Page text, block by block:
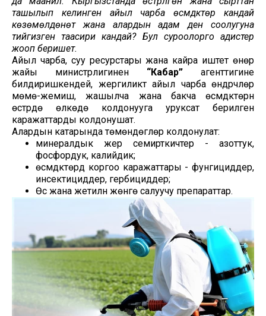
ташылып келинген айыл чарба өсүмдүктөрү кандай
көзөмөлдөнөт жана алардын адам ден соолугуна
тийгизген таасири кандай? Бул суроолорго адистер
жооп беришет.
Айыл чарба, суу ресурстары жана кайра иштетүү өнөр
жайы министрлигинен “Кабар” агенттигине
билдиришкендей, жергиликтүү айыл чарба өндүрүүчүлөрү
мөмө-жемиш, жашылча жана бакча өсүмдүктөрүн
өстүрүүдө өлкөдө колдонууга уруксат берилген
каражаттарды колдонушат.
Алардын катарында төмөндөгүлөр колдонулат:
минералдык жер семирткичтер - азоттук,
фосфордук, калийдик;
өсүмдүктөрдү коргоо каражаттары - фунгициддер,
инсектициддер, гербициддер;
Өсүү жана жетилүүнү жөнгө салуучу препараттар.